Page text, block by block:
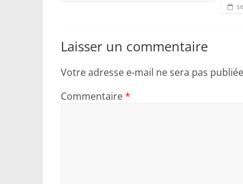
Laisser un commentaire
Votre adresse e-mail ne sera pas
Commentaire*